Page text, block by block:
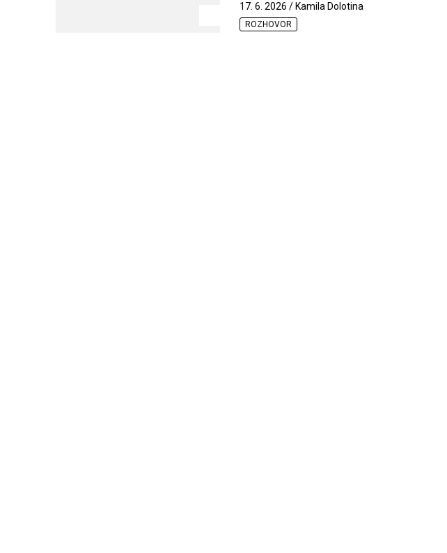
17. 6. 2026 / Kamila Dolotina
ROZHOVOR